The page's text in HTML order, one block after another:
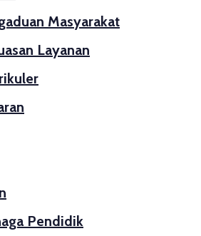
Masyarakat
Layanan
Pendidik